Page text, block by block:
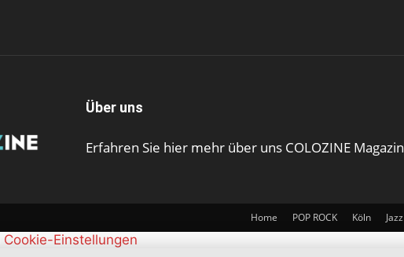
Über uns
Erfahren Sie hier mehr über uns COLOZINE Magazin
Home POP ROCK Köln Jazz
Cookie-Einstellungen